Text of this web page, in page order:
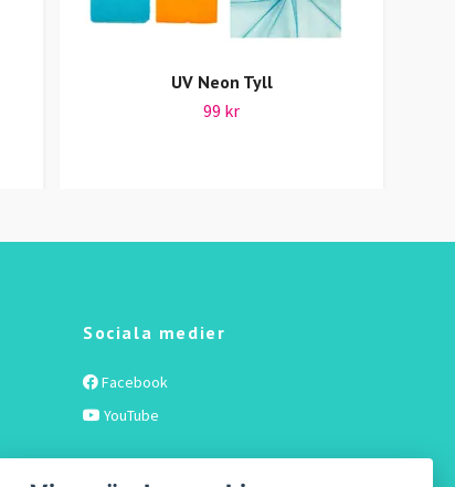
UV Neon Tyll
99 kr
Sociala medier
Facebook
YouTube